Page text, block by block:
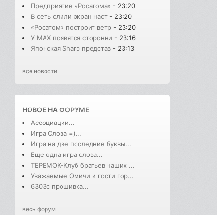
Предприятие «Росатома» - 23:20
В сеть слили экран наст - 23:20
«Росатом» построит ветр - 23:20
У MAX появятся сторонни - 23:16
Японская Sharp представ - 23:13
все новости
НОВОЕ НАФОРУМЕ
Ассоциации...
Игра Слова =)...
Игра на две последние буквы...
Еще одна игра слова...
ТЕРЕМОК-Клуб братьев наших ...
Уважаемые Омичи и гости гор...
6303с прошивка...
весь форум